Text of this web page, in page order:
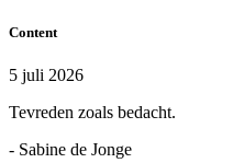
Content
5 juli 2026
Tevreden zoals bedacht.
- Sabine de Jonge